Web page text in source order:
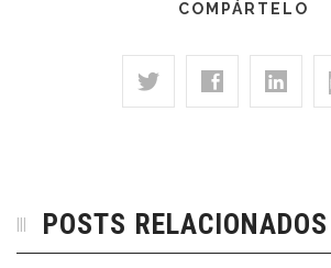
COMPÁRTELO
POSTS RELACIONADOS